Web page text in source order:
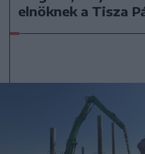
elnöknek a Tisza